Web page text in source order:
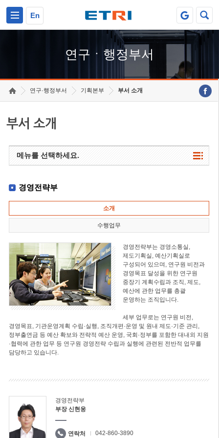
En
연구ㆍ행정부서
연구·행정부서 기획본부 부서 소개
부서 소개
메뉴를 선택하세요.
경영전략부
소개
수행업무
경영전략부는 경영소통실,
제도기획실, 예산기획실로
구성되어 있으며, 연구원 비전과
경영목표 달성을 위한 연구원
중장기 계획수립과 조직, 제도,
예산에 관한 업무를 총괄
운영하는 조직입니다.
세부 업무로는 연구원 비전,
경영목표, 기관운영계획 수립·실행, 조직개편·운영 및 원내 제도·기준 관리,
정부출연금 등 예산 확보와 전략적 예산 운영, 국회·정부를 포함한 대내외 지원
·협력에 관한 업무 등 연구원 경영전략 수립과 실행에 관련된 전반적 업무를
담당하고 있습니다.
경영전략부
부장 신현웅
연락처 042-860-3890